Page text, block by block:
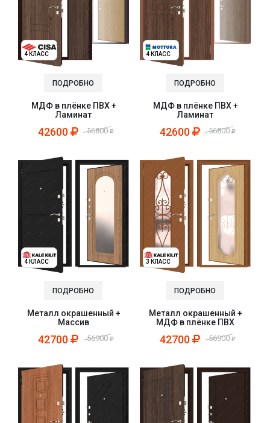
4 КЛАСС
ПОДРОБНО
МДФ в плёнке ПВХ +
Ламинат
42600 56800
4 КЛАСС
ПОДРОБНО
МДФ в плёнке ПВХ +
Ламинат
42600 56800
4 КЛАСС
ПОДРОБНО
Металл окрашенный +
Массив
42700 56900
3 КЛАСС
ПОДРОБНО
Металл окрашенный +
МДФ в плёнке ПВХ
42700 56900